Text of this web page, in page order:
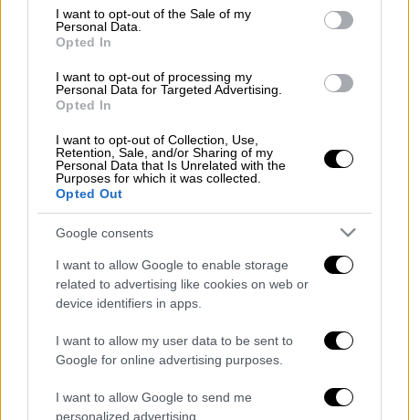
consent section.
I want to opt-out of the Sale of my
Personal Data.
Opted In
I want to opt-out of processing my
Personal Data for Targeted Advertising.
Opted In
I want to opt-out of Collection, Use,
Retention, Sale, and/or Sharing of my
Personal Data that Is Unrelated with the
Purposes for which it was collected.
Opted Out
Google consents
I want to allow Google to enable storage
related to advertising like cookies on web or
device identifiers in apps.
I want to allow my user data to be sent to
Google for online advertising purposes.
I want to allow Google to send me
personalized advertising.
Open TVαποκάλυψε βίντεο από τις
κάμερες ασφαλείας, όπου καταγράφονται
καρέ καρέ οι κινήσεις των διαρρηκτών, οι
οποίοι έχοντας πλήρως καλυμμένα τα
χαρακτηριστικά τους πλησίασαν την οικία με
κλεμμένο όχημα, το οποίο το είχαν αρπάξει
λίγη ώρα νωρίτερα από άλλο σπίτι που
διέρρηξαν από την περιοχή της
Ο ένας από τους δράστες κατάφερε να
διαρρήξει την μπαλκονόπορτα κι έτσι
κατάφεραν να εισβάλουν στην οικία.
Ανακάτεψαν όλο το σπίτι ώσπου έφθασαν
χρηματοκιβώτιο.